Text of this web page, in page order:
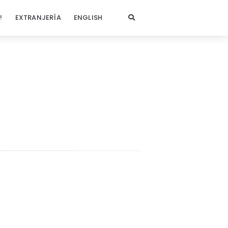
EXTRANJERÍA ENGLISH